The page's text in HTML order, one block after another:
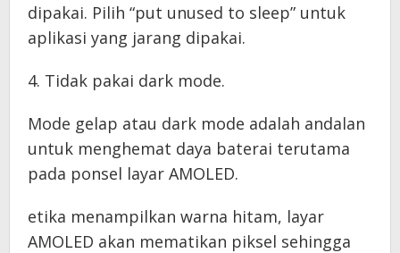
dipakai. Pilih “put unused to sleep” untuk
aplikasi yang jarang dipakai.
4. Tidak pakai dark mode.
Mode gelap atau dark mode adalah andalan
untuk menghemat daya baterai terutama
pada ponsel layar AMOLED.
etika menampilkan warna hitam, layar
AMOLED akan mematikan piksel sehingga